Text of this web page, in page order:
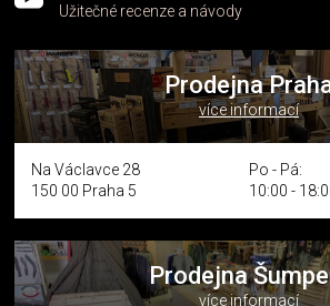
Užitečné recenze a návody
Prodejna
více informací
Na Václavce 28
150 00 Praha 5
Po - Pá:
10:00 -
Prodejna
více informací